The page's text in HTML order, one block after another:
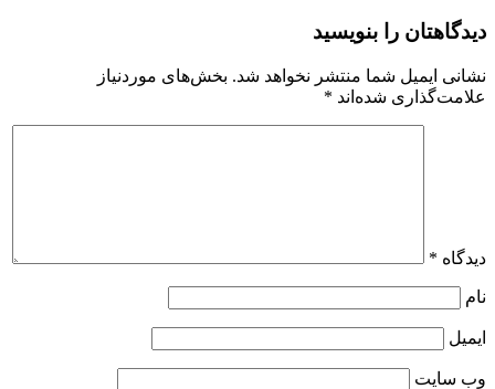
دیدگاهتان را بنویسید
نشانی ایمیل شما منتشر نخواهد شد. بخش‌های موردنیاز
علامت‌گذاری شده‌اند *
دیدگاه *
نام
ایمیل
وب‌ سایت